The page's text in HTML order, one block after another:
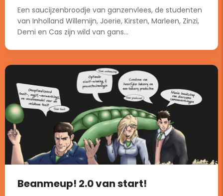
Een saucijzenbroodje van ganzenvlees, de studenten
van Inholland Willemijn, Joerie, Kirsten, Marleen, Zinzi,
Demi en Cas zijn wild van gans...
Beanmeup! 2.0 van start!